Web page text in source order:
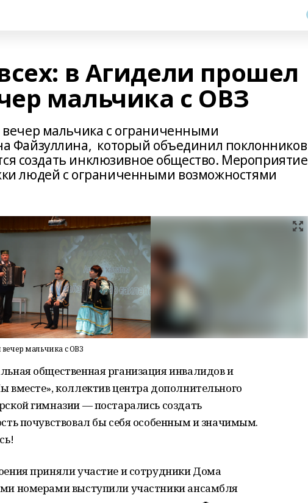
в Агидели прошел
мальчика с ОВЗ
мальчика с ограниченными
Файзуллина, который объединил поклонников
создать инклюзивное общество. Мероприятие
людей с ограниченными возможностями
мальчика с ОВЗ
общественная рганизация инвалидов и
коллектив центра дополнительного
гимназии — постарались создать
почувствовал бы себя особенным и значимым.
приняли участие и сотрудники Дома
номерами выступили участники ансамбля